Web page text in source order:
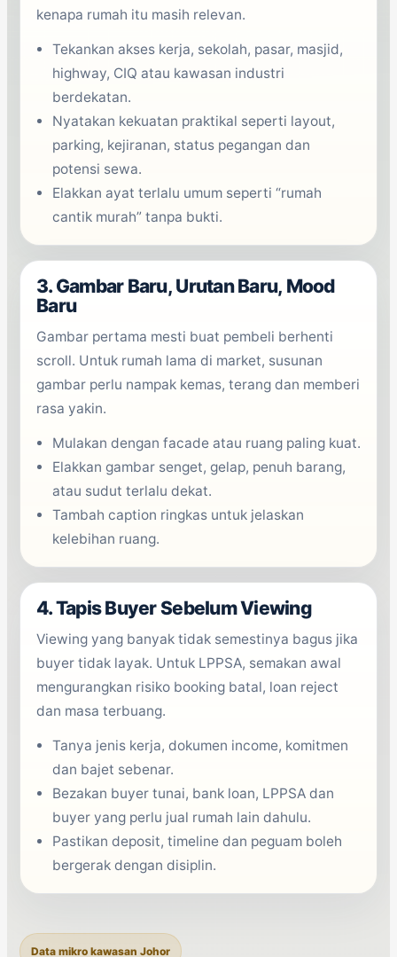
kenapa rumah itu masih relevan.
Tekankan akses kerja, sekolah, pasar, masjid,
highway, CIQ atau kawasan industri
berdekatan.
Nyatakan kekuatan praktikal seperti layout,
parking, kejiranan, status pegangan dan
potensi sewa.
Elakkan ayat terlalu umum seperti “rumah
cantik murah” tanpa bukti.
3. Gambar Baru, Urutan Baru, Mood
Baru
Gambar pertama mesti buat pembeli berhenti
scroll. Untuk rumah lama di market, susunan
gambar perlu nampak kemas, terang dan memberi
rasa yakin.
Mulakan dengan facade atau ruang paling kuat.
Elakkan gambar senget, gelap, penuh barang,
atau sudut terlalu dekat.
Tambah caption ringkas untuk jelaskan
kelebihan ruang.
4. Tapis Buyer Sebelum Viewing
Viewing yang banyak tidak semestinya bagus jika
buyer tidak layak. Untuk LPPSA, semakan awal
mengurangkan risiko booking batal, loan reject
dan masa terbuang.
Tanya jenis kerja, dokumen income, komitmen
dan bajet sebenar.
Bezakan buyer tunai, bank loan, LPPSA dan
buyer yang perlu jual rumah lain dahulu.
Pastikan deposit, timeline dan peguam boleh
bergerak dengan disiplin.
Data mikro kawasan Johor